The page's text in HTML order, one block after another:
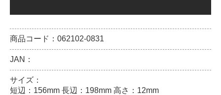
商品コード：062102-0831
JAN：
サイズ：
短辺：156mm 長辺：198mm 高さ：12mm